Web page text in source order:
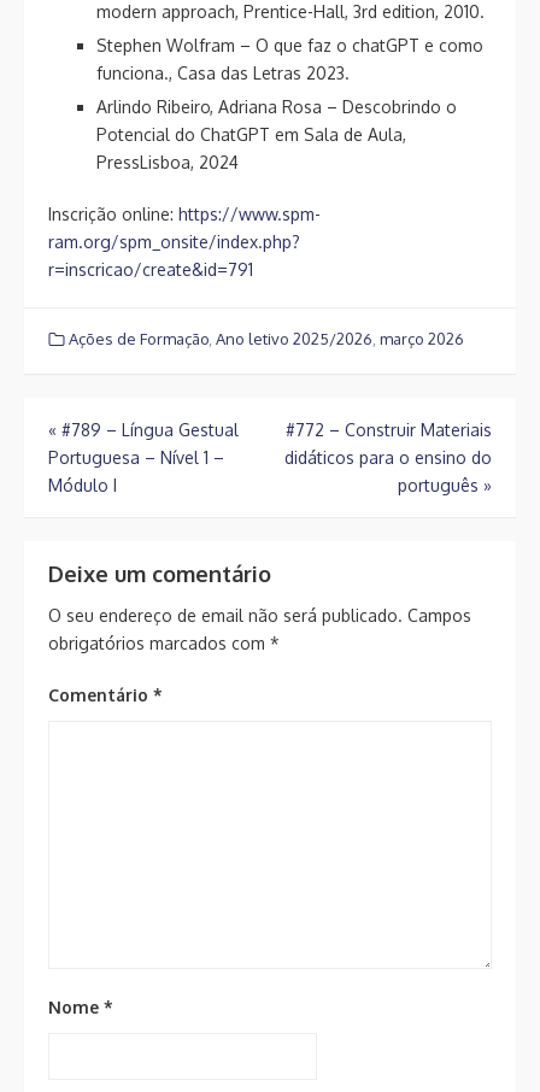
modern approach, Prentice-Hall, 3rd edition, 2010.
Stephen Wolfram – O que faz o chatGPT e como
funciona., Casa das Letras 2023.
Arlindo Ribeiro, Adriana Rosa – Descobrindo o
Potencial do ChatGPT em Sala de Aula,
PressLisboa, 2024
Inscrição online: https://www.spm-
ram.org/spm_onsite/index.php?
r=inscricao/create&id=791
Ações de Formação, Ano letivo 2025/2026, março 2026
Navegação
de
artigos
« #789 – Língua Gestual
Portuguesa – Nível 1 –
Módulo I
#772 – Construir Materiais
didáticos para o ensino do
português »
Deixe um comentário
O seu endereço de email não será publicado. Campos
obrigatórios marcados com *
Comentário *
Nome *